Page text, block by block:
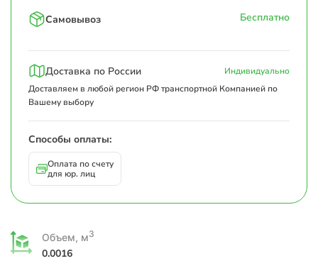
Самовывоз Бесплатно
Доставка по России
Индивидуально
Доставляем в любой регион РФ транспортной Компанией по
Вашему выбору
Способы оплаты:
Оплата по счету
для юр. лиц
Объем, м3
0.0016